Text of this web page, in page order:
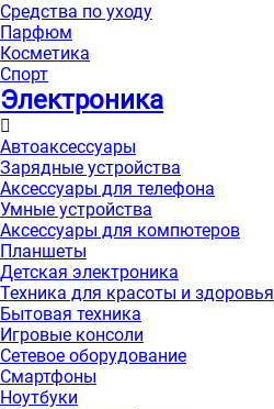
Средства по уходу
Парфюм
Косметика
Спорт
Электроника
Автоаксессуары
Зарядные устройства
Аксессуары для телефона
Умные устройства
Аксессуары для компютеров
Планшеты
Детская электроника
Техника для красоты и здоровья
Бытовая техника
Игровые консоли
Сетевое оборудование
Смартфоны
Ноутбуки